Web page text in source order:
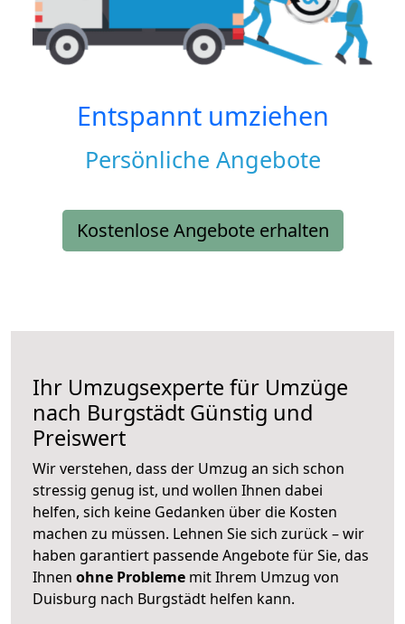
Entspannt umziehen
Persönliche Angebote
Kostenlose Angebote erhalten
Ihr Umzugsexperte für Umzüge
nach Burgstädt Günstig und
Preiswert
Wir verstehen, dass der Umzug an sich schon
stressig genug ist, und wollen Ihnen dabei
helfen, sich keine Gedanken über die Kosten
machen zu müssen. Lehnen Sie sich zurück – wir
haben garantiert passende Angebote für Sie, das
Ihnen ohne Probleme mit Ihrem Umzug von
Duisburg nach Burgstädt helfen kann.